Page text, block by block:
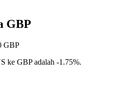
GBP
GBP
ke GBP adalah -1.75%.